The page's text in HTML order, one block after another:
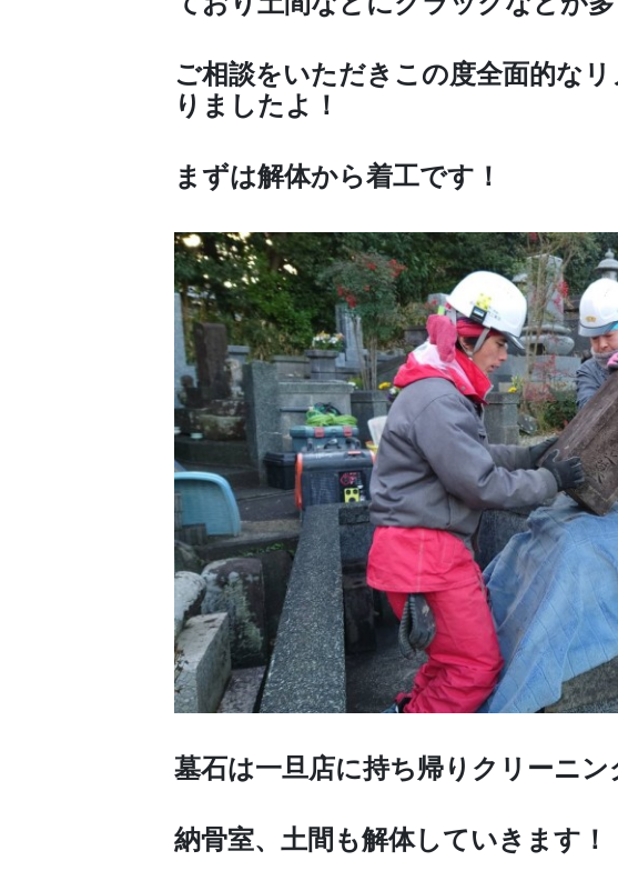
ご相談をいただきこの度全面的な
りましたよ！
まずは解体から着工です！
墓石は一旦店に持ち帰りクリーニ
納骨室、土間も解体していきます！